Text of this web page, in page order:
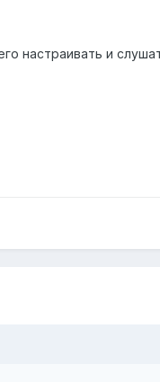
настраивать и